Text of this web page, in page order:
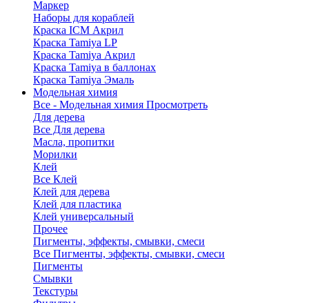
Маркер
Наборы для кораблей
Краска ICM Акрил
Краска Tamiya LP
Краска Tamiya Акрил
Краска Tamiya в баллонах
Краска Tamiya Эмаль
Модельная химия
Все - Модельная химия Просмотреть
Для дерева
Все Для дерева
Масла, пропитки
Морилки
Клей
Все Клей
Клей для дерева
Клей для пластика
Клей универсальный
Прочее
Пигменты, эффекты, смывки, смеси
Все Пигменты, эффекты, смывки, смеси
Пигменты
Смывки
Текстуры